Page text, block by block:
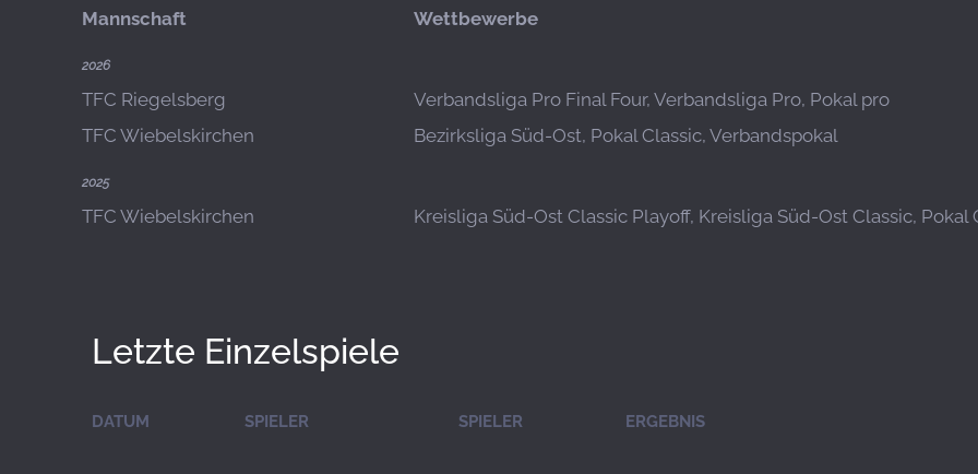
Mannschaft Wettbewerbe
2026
TFC Riegelsberg
Verbandsliga Pro Final Four, Verbandsliga Pro, Pokal pro
TFC Wiebelskirchen
Bezirksliga Süd-Ost, Pokal Classic, Verbandspokal
2025
TFC Wiebelskirchen Kreisliga Süd-Ost Classic Playoff, Kreisliga Süd-Ost Classic, Pokal
Letzte Einzelspiele
DATUM SPIELER SPIELER ERGEBNIS